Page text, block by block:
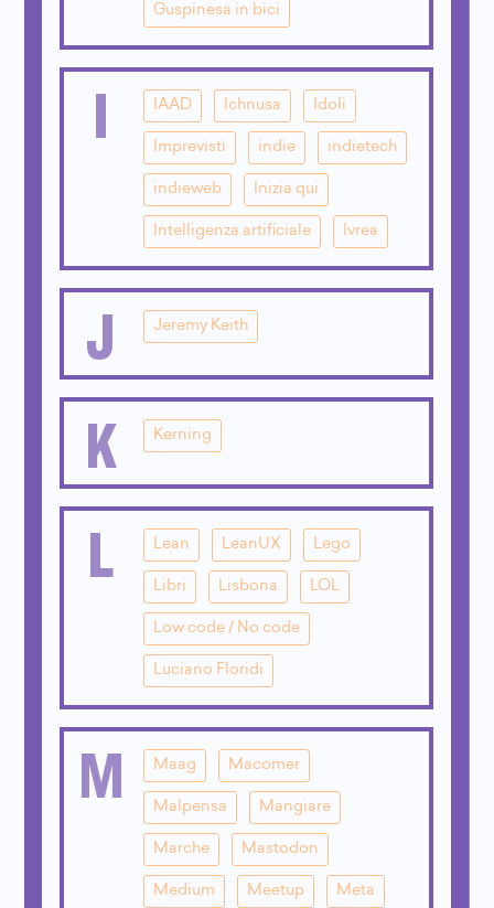
Guspinesa in bici
I IAAD Ichnusa Idoli
Imprevisti indie indietech
indieweb Inizia qui
Intelligenza artificiale Ivrea
J Jeremy Keith
K Kerning
L Lean LeanUX Lego
Libri Lisbona LOL
Low code / No code
Luciano Floridi
M Maag Macomer
Malpensa Mangiare
Marche Mastodon
Medium Meetup Meta